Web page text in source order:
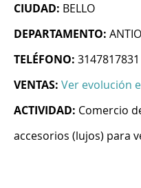
CIUDAD: BELLO
DEPARTAMENTO:
TELÉFONO: 3147817831
VENTAS: Ver evolución
ACTIVIDAD: Comercio
accesorios (lujos) para